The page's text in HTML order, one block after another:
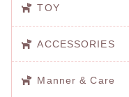
TOY
ACCESSORIES
Manner & Care